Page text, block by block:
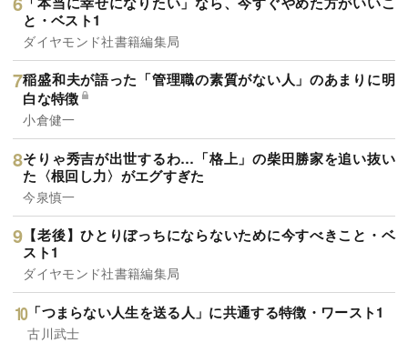
と・ベスト1
ダイヤモンド社書籍編集局
稲盛和夫が語った「管理職の素質がない人」のあまりに明
白な特徴
小倉健一
そりゃ秀吉が出世するわ…「格上」の柴田勝家を追い抜い
た〈根回し力〉がエグすぎた
今泉慎一
【老後】ひとりぼっちにならないために今すべきこと・ベ
スト1
ダイヤモンド社書籍編集局
「つまらない人生を送る人」に共通する特徴・ワースト1
古川武士